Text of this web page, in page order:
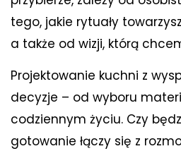
tego, jakie rytuały
a także od wizji, którą
Projektowanie kuchni z
decyzje – od wyboru
codziennym życiu. Czy
gotowanie łączy się z